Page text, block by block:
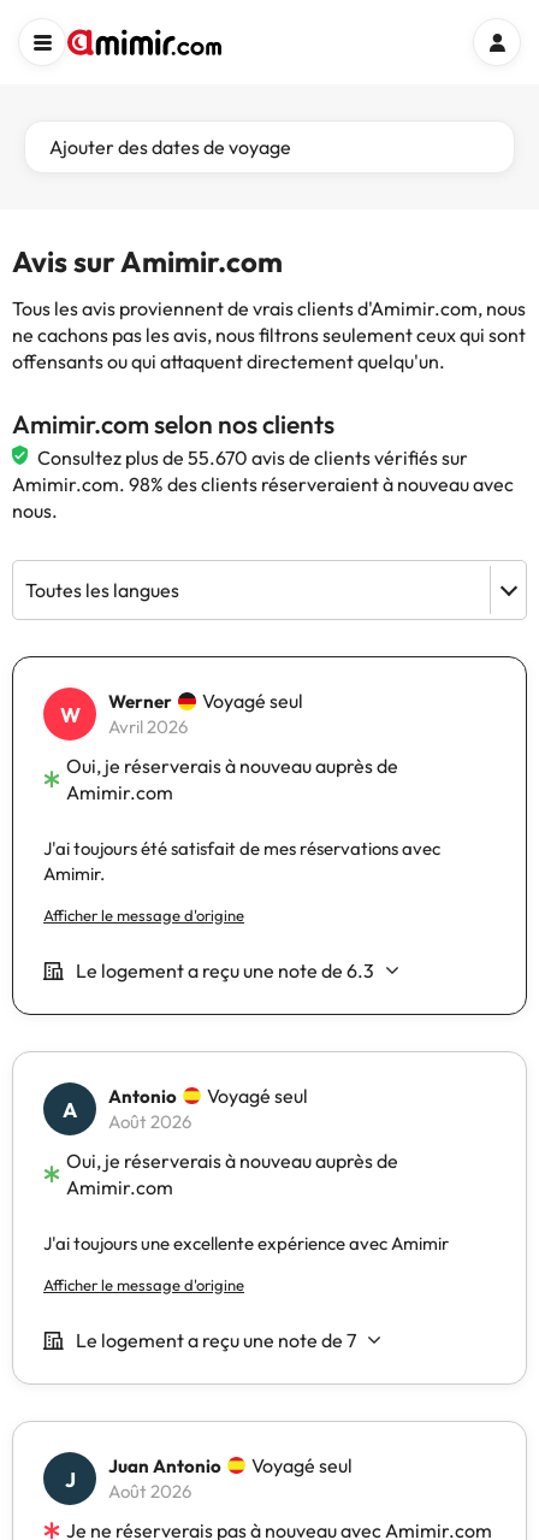
Ajouter des dates de voyage
Avis sur Amimir.com
Tous les avis proviennent de vrais clients d'Amimir.com, nous
ne cachons pas les avis, nous filtrons seulement ceux qui sont
offensants ou qui attaquent directement quelqu'un.
Amimir.com selon nos clients
Consultez plus de 55.670 avis de clients vérifiés sur
Amimir.com. 98% des clients réserveraient à nouveau avec
nous.